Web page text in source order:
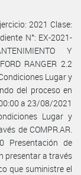
2021 Clase:
N°: EX-2021-
Y
RANGER 2.2
Lugar y
del proceso en
a 23/08/2021
Lugar y
de COMPR.AR.
Presentación de
presentar a través
que suministre el